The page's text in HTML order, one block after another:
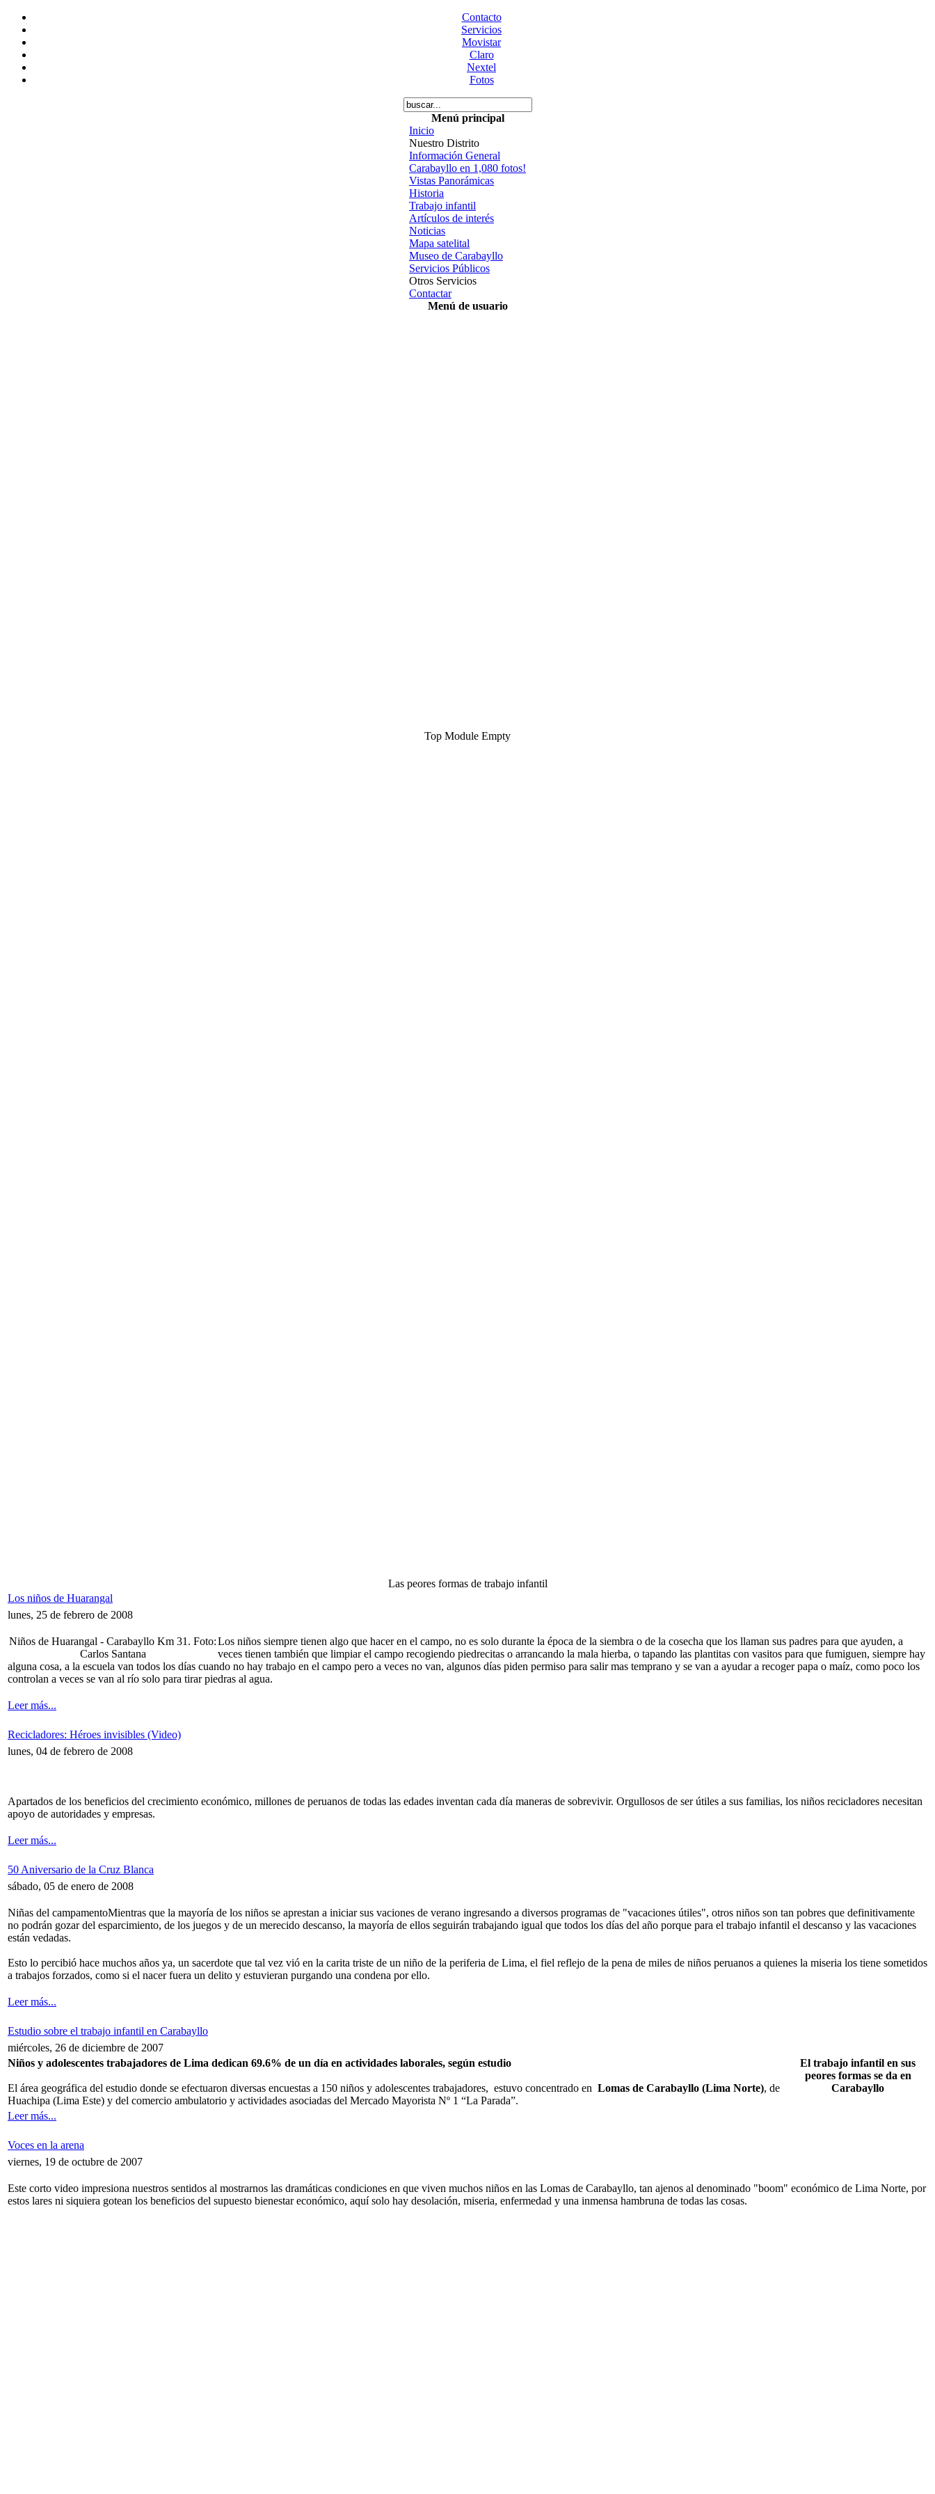
Contacto
Servicios
Movistar
Claro
Nextel
Fotos
Menú principal
Inicio
Nuestro Distrito
Información General
Carabayllo en 1,080 fotos!
Vistas Panorámicas
Historia
Trabajo infantil
Artículos de interés
Noticias
Mapa satelital
Museo de Carabayllo
Servicios Públicos
Otros Servicios
Contactar
Menú de usuario
Top Module Empty
Las peores formas de trabajo infantil
Los niños de Huarangal
lunes, 25 de febrero de 2008
Niños de Huarangal - Carabayllo Km 31. Foto:
Carlos Santana
Los niños siempre tienen algo que hacer en el campo, no es solo durante la época de la siembra o de la cosecha que los llaman sus padres para que ayuden, a
veces tienen también que limpiar el campo recogiendo piedrecitas o arrancando la mala hierba, o tapando las plantitas con vasitos para que fumiguen, siempre hay
alguna cosa, a la escuela van todos los días cuando no hay trabajo en el campo pero a veces no van, algunos días piden permiso para salir mas temprano y se van a ayudar a recoger papa o maíz, como poco los
controlan a veces se van al río solo para tirar piedras al agua.
Leer más...
Recicladores: Héroes invisibles (Video)
lunes, 04 de febrero de 2008
Apartados de los beneficios del crecimiento económico, millones de peruanos de todas las edades inventan cada día maneras de sobrevivir. Orgullosos de ser útiles a sus familias, los niños recicladores necesitan
apoyo de autoridades y empresas.
Leer más...
50 Aniversario de la Cruz Blanca
sábado, 05 de enero de 2008
Niñas del campamentoMientras que la mayoría de los niños se aprestan a iniciar sus vaciones de verano ingresando a diversos programas de "vacaciones útiles", otros niños son tan pobres que definitivamente
no podrán gozar del esparcimiento, de los juegos y de un merecido descanso, la mayoría de ellos seguirán trabajando igual que todos los días del año porque para el trabajo infantil el descanso y las vacaciones
están vedadas.
Esto lo percibió hace muchos años ya, un sacerdote que tal vez vió en la carita triste de un niño de la periferia de Lima, el fiel reflejo de la pena de miles de niños peruanos a quienes la miseria los tiene sometidos
a trabajos forzados, como si el nacer fuera un delito y estuvieran purgando una condena por ello.
Leer más...
Estudio sobre el trabajo infantil en Carabayllo
miércoles, 26 de diciembre de 2007
El trabajo infantil en sus
peores formas se da en
Carabayllo
Niños y adolescentes trabajadores de Lima dedican 69.6% de un día en actividades laborales, según estudio
El área geográfica del estudio donde se efectuaron diversas encuestas a 150 niños y adolescentes trabajadores, estuvo concentrado en Lomas de Carabayllo (Lima Norte), de
Huachipa (Lima Este) y del comercio ambulatorio y actividades asociadas del Mercado Mayorista Nº 1 “La Parada”.
Leer más...
Voces en la arena
viernes, 19 de octubre de 2007
Este corto video impresiona nuestros sentidos al mostrarnos las dramáticas condiciones en que viven muchos niños en las Lomas de Carabayllo, tan ajenos al denominado "boom" económico de Lima Norte, por
estos lares ni siquiera gotean los beneficios del supuesto bienestar económico, aquí solo hay desolación, miseria, enfermedad y una inmensa hambruna de todas las cosas.